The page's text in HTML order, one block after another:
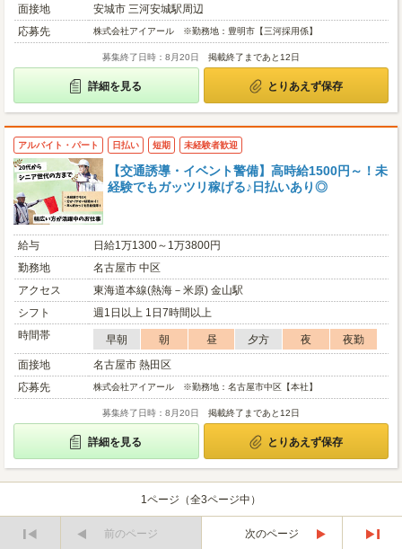
面接地
安城市 三河安城駅周辺
応募先
株式会社アイアール ※勤務地：豊明市【三河採用係】
募集終了日時：8月20日 掲載終了まであと12日
詳細を見る とりあえず保存
アルバイト・パート 日払い 短期 未経験者歓迎
【交通誘導・イベント警備】高時給1500円～！未
経験でもガッツリ稼げる♪日払いあり◎
給与
日給1万1300～1万3800円
勤務地
名古屋市 中区
アクセス
東海道本線(熱海－米原) 金山駅
シフト
週1日以上 1日7時間以上
時間帯
早朝 朝 昼 夕方 夜
夜勤
面接地
名古屋市 熱田区
応募先
株式会社アイアール ※勤務地：名古屋市中区【本社】
募集終了日時：8月20日 掲載終了まであと12日
詳細を見る とりあえず保存
1ページ（全3ページ中）
前のページ
次のページ